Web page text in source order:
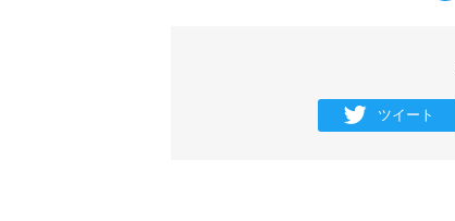
ツイート